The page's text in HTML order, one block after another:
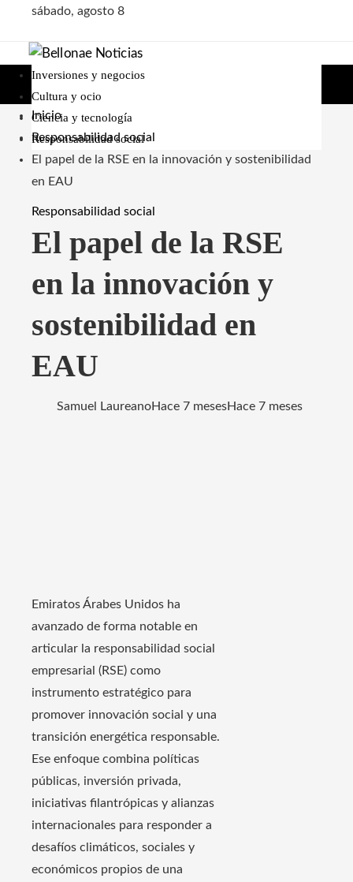
sábado, agosto 8
Inversiones y negocios
Cultura y ocio
Ciencia y tecnología
Responsabilidad social
Inicio
Responsabilidad social
El papel de la RSE en la innovación y sostenibilidad
en EAU
Responsabilidad social
El papel de la RSE
en la innovación y
sostenibilidad en
EAU
Samuel LaureanoHace 7 mesesHace 7 meses
Emiratos Árabes Unidos ha
avanzado de forma notable en
articular la responsabilidad social
empresarial (RSE) como
instrumento estratégico para
promover innovación social y una
transición energética responsable.
Ese enfoque combina políticas
públicas, inversión privada,
iniciativas filantrópicas y alianzas
internacionales para responder a
desafíos climáticos, sociales y
económicos propios de una